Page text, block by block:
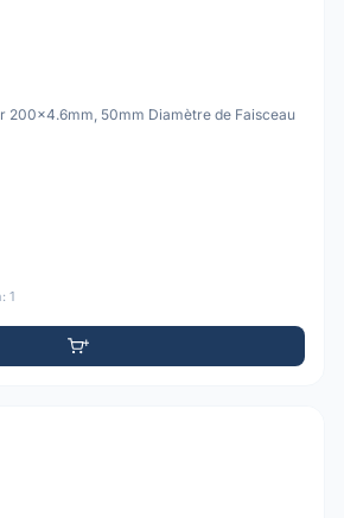
200x4.6mm, 50mm Diamètre de Faisceau
1